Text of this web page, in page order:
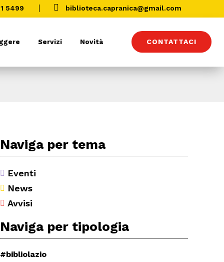
5499  biblioteca.capranica@gmail.com
Servizi Novità CONTATTACI
Naviga per tema
 Eventi
 News
 Avvisi
Naviga per tipologia
#bibliolazio